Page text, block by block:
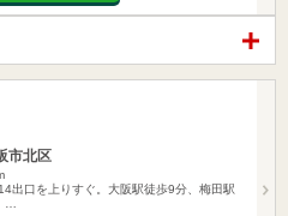
市北区
出口を上りすぐ。大阪駅徒歩9分、梅田駅
…